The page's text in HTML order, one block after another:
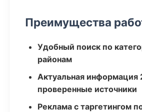
Преимущества
Удобный поиск по
районам
Актуальная информация
проверенные источники
Реклама с таргетингом